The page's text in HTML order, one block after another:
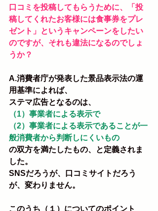
口コミを投稿してもらうために、「投
稿してくれたお客様には食事券をプレ
ゼント」というキャンペーンをしたい
のですが、それも違法になるのでしょ
うか？
A.消費者庁が発表した景品表示法の運
用基準によれば、
ステマ広告となるのは、
（1）事業者による表示で
（2）事業者による表示であることが一
般消費者から判断しにくいもの
の双方を満たしたもの、と定義されま
した。
SNSだろうが、口コミサイトだろう
が、変わりません。
このうち（１）についてのポイント